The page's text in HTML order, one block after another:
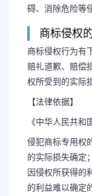
碍、消除危险等
商标侵权
商标侵权行为有
赔礼道歉、赔偿
权所受到的实际
【法律依据】
《中华人民共和
侵犯商标专用权
的实际损失确定
因侵权所获得的
的利益难以确定